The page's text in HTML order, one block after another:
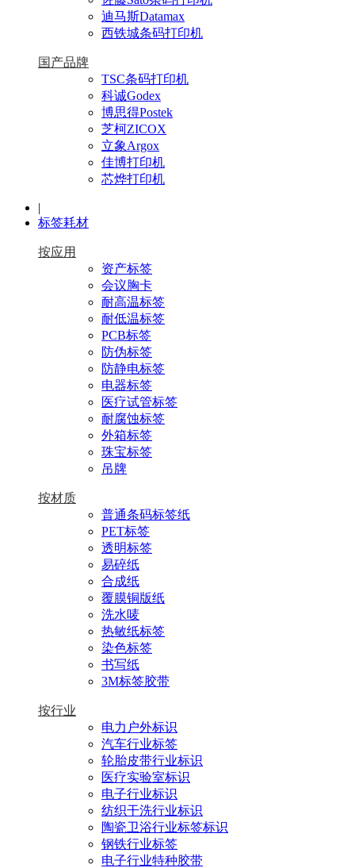
迪马斯Datamax
西铁城条码打印机
国产品牌
TSC条码打印机
科诚Godex
博思得Postek
芝柯ZICOX
立象Argox
佳博打印机
芯烨打印机
|
标签耗材
按应用
资产标签
会议胸卡
耐高温标签
耐低温标签
PCB标签
防伪标签
防静电标签
电器标签
医疗试管标签
耐腐蚀标签
外箱标签
珠宝标签
吊牌
按材质
普通条码标签纸
PET标签
透明标签
易碎纸
合成纸
覆膜铜版纸
洗水唛
热敏纸标签
染色标签
书写纸
3M标签胶带
按行业
电力户外标识
汽车行业标签
轮胎皮带行业标识
医疗实验室标识
电子行业标识
纺织干洗行业标识
陶瓷卫浴行业标签标识
钢铁行业标签
电子行业特种胶带